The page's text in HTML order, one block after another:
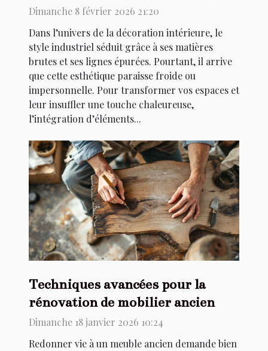
industriel ?
Dimanche 8 février 2026 21:20
Dans l’univers de la décoration intérieure, le
style industriel séduit grâce à ses matières
brutes et ses lignes épurées. Pourtant, il arrive
que cette esthétique paraisse froide ou
impersonnelle. Pour transformer vos espaces et
leur insuffler une touche chaleureuse,
l’intégration d’éléments...
Techniques avancées pour la
rénovation de mobilier ancien
Dimanche 18 janvier 2026 10:24
Redonner vie à un meuble ancien demande bien